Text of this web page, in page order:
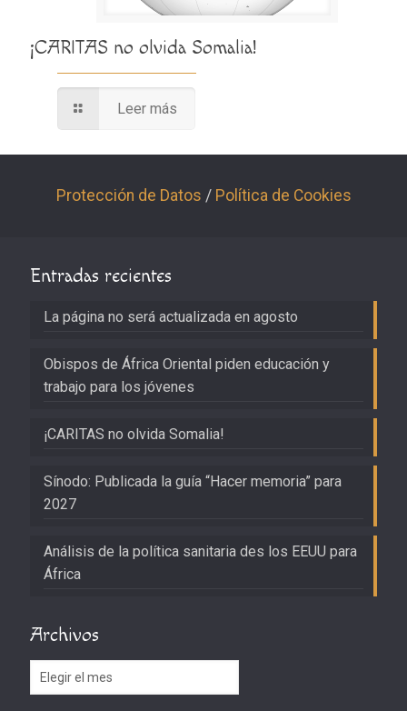
¡CARITAS no olvida Somalia!
Leer más
Protección de Datos / Política de Cookies
Entradas recientes
La página no será actualizada en agosto
Obispos de África Oriental piden educación y
trabajo para los jóvenes
¡CARITAS no olvida Somalia!
Sínodo: Publicada la guía “Hacer memoria” para
2027
Análisis de la política sanitaria des los EEUU para
África
Archivos
Archivos